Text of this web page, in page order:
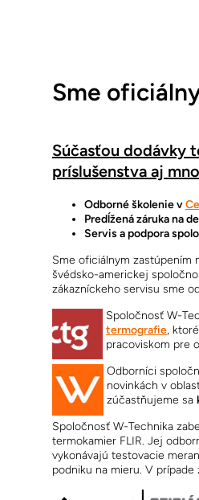
Sme
Súčasťou dodávky
príslušenstva aj
Odborné školenie v
Predĺžená záruka na
Servis a podpora
Sme oficiálnym zastúpením
švédsko-americkej
zákazníckeho servisu sme
Spoločnosť W-
termografie,
pracoviskom pre
Odborníci
novinkách v
zúčastňujeme sa
Spoločnosť W-Technika
termokamier FLIR. Jej
vykonávajú testovacie
podniku na mieru. V